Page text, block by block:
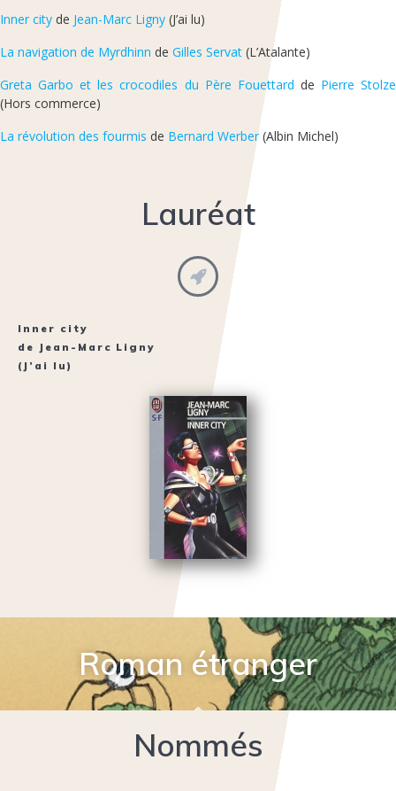
Inner city de Jean-Marc Ligny (J’ai lu)
La navigation de Myrdhinn de Gilles Servat (L’Atalante)
Greta Garbo et les crocodiles du Père Fouettard de Pierre Stolze
(Hors commerce)
La révolution des fourmis de Bernard Werber(Albin Michel)
Lauréat
Inner city
de Jean-Marc Ligny
(J’ai lu)
Roman étranger
Nommés